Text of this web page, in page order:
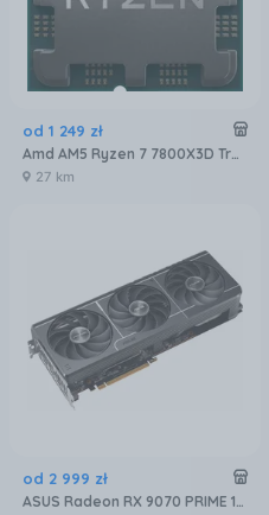
od 1 249 zł
Amd AM5 Ryzen 7 7800X3D Tray 4,2GHz (100000000910)
27 km
od 2 999 zł
ASUS Radeon RX 9070 PRIME 16GB OC (GRATIPASU544)